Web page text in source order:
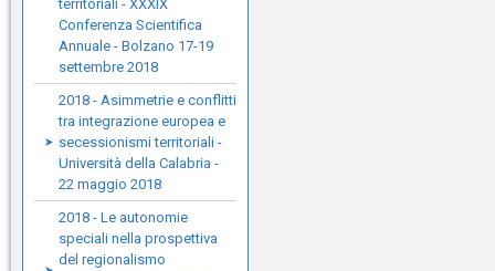
territoriali - XXXIX
Conferenza Scientifica
Annuale - Bolzano 17-19
settembre 2018
2018 - Asimmetrie e conflitti
tra integrazione europea e
secessionismi territoriali -
Università della Calabria -
22 maggio 2018
2018 - Le autonomie
speciali nella prospettiva
del regionalismo